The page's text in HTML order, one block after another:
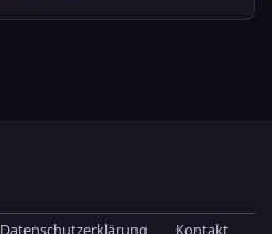
Datenschutzerklärung Kontakt